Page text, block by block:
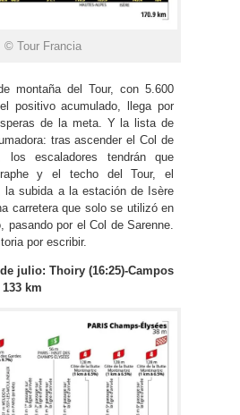
© Tour Francia
montaña del Tour, con 5.600
positivo acumulado, llega por
de la meta. Y la lista de
tras ascender el Col de
escaladores tendrán que
y el techo del Tour, el
la subida a la estación de Isère
carretera que solo se utilizó en
pasando por el Col de Sarenne.
por escribir.
julio: Thoiry (16:25)-Campos
km